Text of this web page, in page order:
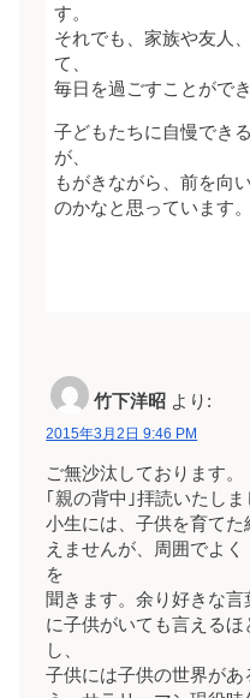
す。
それでも、家族や友人
て、
毎日を過ごすことがで
子どもたちに自慢でき
が、
もがきながら、前を向
のかなと思っています。
竹下洋昭 より:
2015年3月2日 9:46 PM
ご無沙汰しております。
｢親の背中｣拝読いたしま
小生には、子供を育て
えませんが、周囲でよ
を
聞きます。余り好きな
に子供がいても言える
し、
子供には子供の世界があ